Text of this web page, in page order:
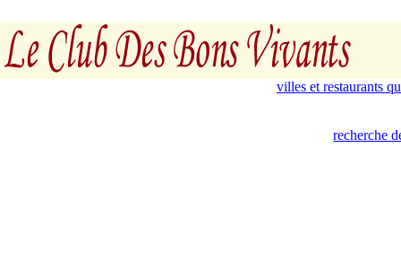
villes et restaurants
recherche